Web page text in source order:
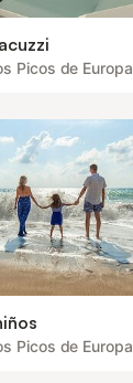
Picos de Europa
Picos de Europa